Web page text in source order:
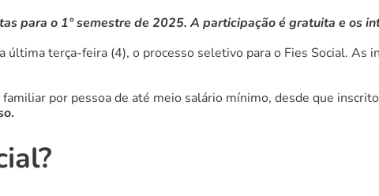
para o 1° semestre de 2025. A participação é gratuita e os
última terça-feira (4), o processo seletivo para o Fies Social. As
por pessoa de até meio salário mínimo, desde que